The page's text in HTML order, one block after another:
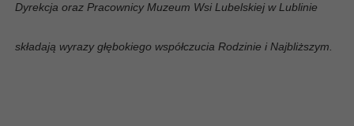
Dyrekcja oraz Pracownicy Muzeum Wsi Lubelskiej w Lublinie
składają wyrazy głębokiego współczucia Rodzinie i Najbliższym.